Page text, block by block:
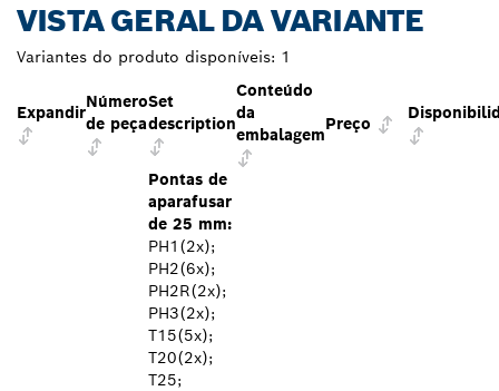
VISTA GERAL DA VARIANTE
Variantes do produto disponíveis: 1
Expandir
Número
de peça
Set
description
Conteúdo
da
embalagem
Preço
Pontas de
aparafusar
de 25 mm:
PH1(2x);
PH2(6x);
PH2R(2x);
PH3(2x);
T15(5x);
T20(2x);
T25;